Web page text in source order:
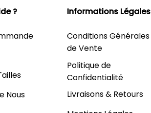
?
Nous
Informations Légales
Conditions Générales
de Vente
Politique de
Confidentialité
Livraisons & Retours